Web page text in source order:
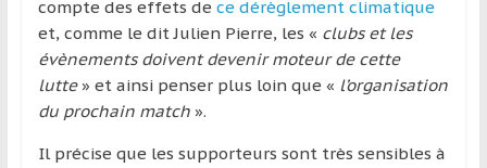
compte des effets de ce dérèglement climatique
et, comme le dit Julien Pierre, les « clubs et les
évènements doivent devenir moteur de cette
lutte» et ainsi penser plus loin que « l’organisation
du prochain match».
Il précise que les supporteurs sont très sensibles à